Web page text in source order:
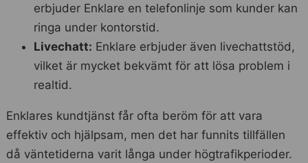
erbjuder Enklare en telefonlinje som kunder kan
ringa under kontorstid.
Livechatt: Enklare erbjuder även livechattstöd,
vilket är mycket bekvämt för att lösa problem i
realtid.
Enklares kundtjänst får ofta beröm för att vara
effektiv och hjälpsam, men det har funnits tillfällen
då väntetiderna varit långa under högtrafikperioder.